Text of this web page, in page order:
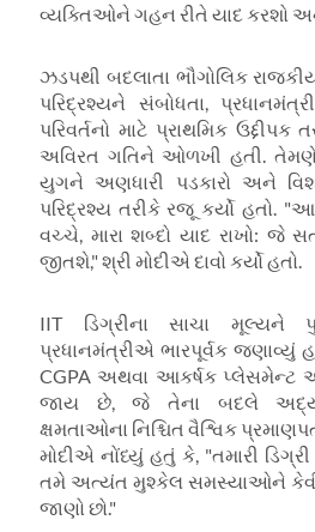
વ્યક્તિઓને ગહન રીતે યાદ કરશો
ઝડપથી બદલાતા ભૌગોલિક
પરિદ્રશ્યને સંબોધતા,
પરિવર્તનો માટે પ્રાથમિક ઉદ્દીપક
અવિરત ગતિને ઓળખી હતી. તેમણે
યુગને અણધારી પડકારો અને
પરિદ્રશ્ય તરીકે રજૂ કર્યો હતો. "આ
વચ્ચે, મારા શબ્દો યાદ રાખો:
જીતશે," શ્રી મોદીએ દાવો કર્યો હતો.
IIT ડિગ્રીના સાચા મૂલ્યને
પ્રધાનમંત્રીએ ભારપૂર્વક
CGPA અથવા આકર્ષક
જાય છે, જે તેના બદલે
ક્ષમતાઓના નિશ્ચિત વૈશ્વિક
મોદીએ નોંધ્યું હતું કે, "તમારી
તમે અત્યંત મુશ્કેલ સમસ્યાઓને કેવી
જાણો છો."